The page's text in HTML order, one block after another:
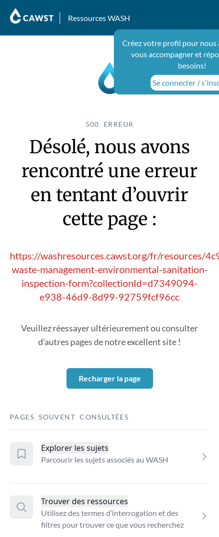
Ressources WASH
Créez votre profil pour nous
vous accompagner et
besoins!
Se connecter /
500 ERREUR
Désolé, nous avons
rencontré une erreur
en tentant d’ouvrir
cette page :
https://washresources.cawst.org/fr/resources/
waste-management-environmental-sanitation-
inspection-form?collectionId=d7349094-
e938-46d9-8d99-92759fcf96cc
Veuillez réessayer ultérieurement ou consulter
d’autres pages de notre excellent site !
Recharger la page
PAGES SOUVENT CONSULTÉES
Explorer les sujets
Parcourir les sujets associés au WASH
Trouver des ressources
Utilisez des termes d’interrogation et des
filtres pour trouver ce que vous recherchez